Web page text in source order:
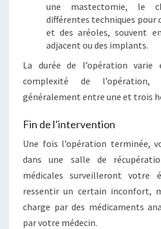
une mastectomie, le
différentes techniques pour
et des aréoles, souvent
adjacent ou des implants.
La durée de l’opération
complexité de
généralement entre une et trois
Fin de l’intervention
Une fois l’opération terminée,
dans une salle de
médicales surveilleront votre
ressentir un certain inconfort,
charge par des médicaments
par votre médecin.